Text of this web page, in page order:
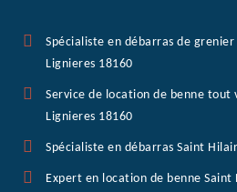
Spécialiste en débarras de
Lignieres 18160
Service de location de benne tout
Lignieres 18160
Spécialiste en débarras Saint
Expert en location de benne Saint